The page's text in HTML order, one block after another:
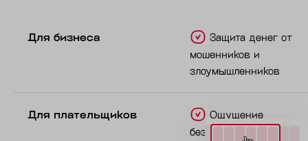
Для бизнеса
Защита денег от
мошенников и
злоумышленников
Для плательщиков
Ощущение
безопасности при